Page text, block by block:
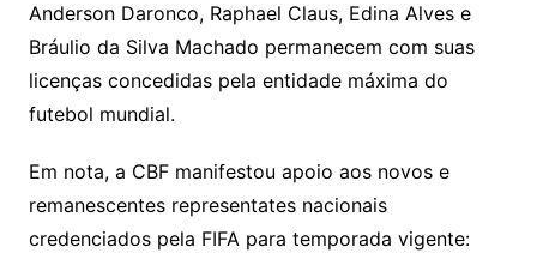
Anderson Daronco, Raphael Claus, Edina Alves e
Bráulio da Silva Machado permanecem com suas
licenças concedidas pela entidade máxima do
futebol mundial.
Em nota, a CBF manifestou apoio aos novos e
remanescentes representates nacionais
credenciados pela FIFA para temporada vigente: